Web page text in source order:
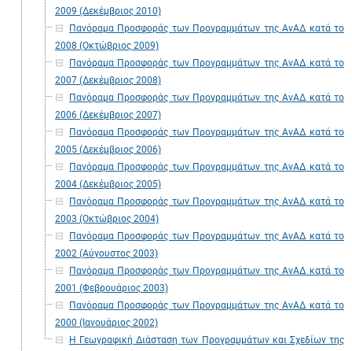
2009 (Δεκέμβριος 2010)
Πανόραμα Προσφοράς των Προγραμμάτων της ΑνΑΔ κατά το
2008 (Οκτώβριος 2009)
Πανόραμα Προσφοράς των Προγραμμάτων της ΑνΑΔ κατά το
2007 (Δεκέμβριος 2008)
Πανόραμα Προσφοράς των Προγραμμάτων της ΑνΑΔ κατά το
2006 (Δεκέμβριος 2007)
Πανόραμα Προσφοράς των Προγραμμάτων της ΑνΑΔ κατά το
2005 (Δεκέμβριος 2006)
Πανόραμα Προσφοράς των Προγραμμάτων της ΑνΑΔ κατά το
2004 (Δεκέμβριος 2005)
Πανόραμα Προσφοράς των Προγραμμάτων της ΑνΑΔ κατά το
2003 (Οκτώβριος 2004)
Πανόραμα Προσφοράς των Προγραμμάτων της ΑνΑΔ κατά το
2002 (Αύγουστος 2003)
Πανόραμα Προσφοράς των Προγραμμάτων της ΑνΑΔ κατά το
2001 (Φεβρουάριος 2003)
Πανόραμα Προσφοράς των Προγραμμάτων της ΑνΑΔ κατά το
2000 (Ιανουάριος 2002)
Η Γεωγραφική Διάσταση των Προγραμμάτων και Σχεδίων της